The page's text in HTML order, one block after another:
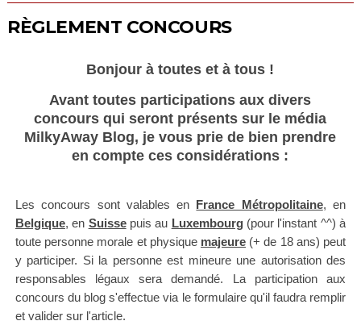
RÈGLEMENT CONCOURS
Bonjour à toutes et à tous !
Avant toutes participations aux divers
concours qui seront présents sur le média
MilkyAway Blog, je vous prie de bien prendre
en compte ces considérations :
Les concours sont valables en France Métropolitaine, en
Belgique, en Suissepuis au Luxembourg(pour l'instant ^^) à
toute personne morale et physique majeure (+ de 18 ans) peut
y participer. Si la personne est mineure une autorisation des
responsables légaux sera demandé. La participation aux
concours du blog s'effectue via le formulaire qu'il faudra remplir
et valider sur l'article.